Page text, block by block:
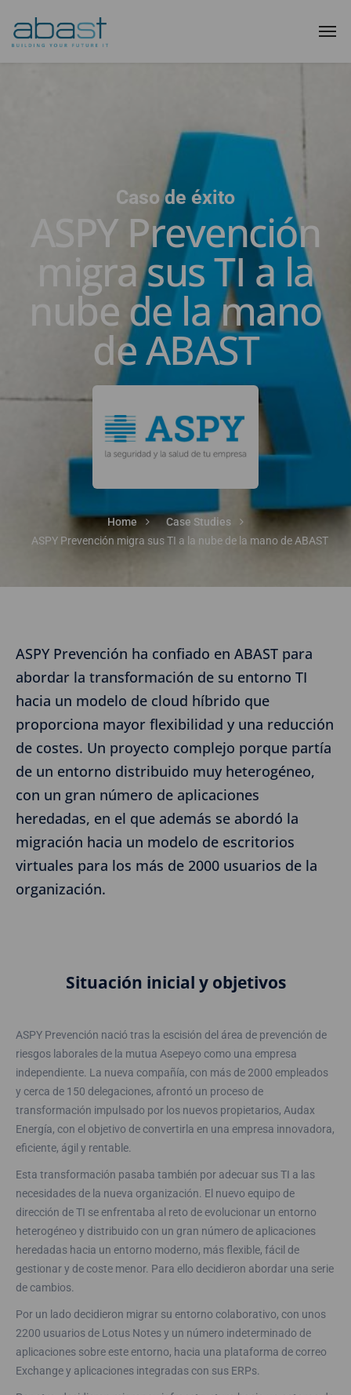
Caso de éxito
ASPY Prevención
migra sus TI a la
nube de la mano
de ABAST
Home
Case Studies
ASPY Prevención migra sus TI a la nube de la mano de ABAST
ASPY Prevención ha confiado en ABAST para
abordar la transformación de su entorno TI
hacia un modelo de cloud híbrido que
proporciona mayor flexibilidad y una reducción
de costes. Un proyecto complejo porque partía
de un entorno distribuido muy heterogéneo,
con un gran número de aplicaciones
heredadas, en el que además se abordó la
migración hacia un modelo de escritorios
virtuales para los más de 2000 usuarios de la
organización.
Situación inicial y objetivos
ASPY Prevención nació tras la escisión del área de prevención de
riesgos laborales de la mutua Asepeyo como una empresa
independiente. La nueva compañía, con más de 2000 empleados
y cerca de 150 delegaciones, afrontó un proceso de
transformación impulsado por los nuevos propietarios, Audax
Energía, con el objetivo de convertirla en una empresa innovadora,
eficiente, ágil y rentable.
Esta transformación pasaba también por adecuar sus TI a las
necesidades de la nueva organización. El nuevo equipo de
dirección de TI se enfrentaba al reto de evolucionar un entorno
heterogéneo y distribuido con un gran número de aplicaciones
heredadas hacia un entorno moderno, más flexible, fácil de
gestionar y de coste menor. Para ello decidieron abordar una serie
de cambios.
Por un lado decidieron migrar su entorno colaborativo, con unos
2200 usuarios de Lotus Notes y un número indeterminado de
aplicaciones sobre este entorno, hacia una plataforma de correo
Exchange y aplicaciones integradas con sus ERPs.